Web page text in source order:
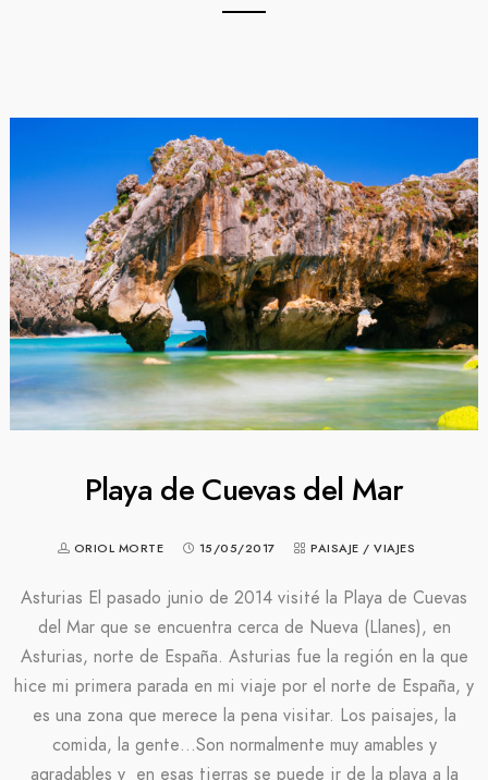
Playa de Cuevas del Mar
ORIOL MORTE 15/05/2017 PAISAJE /VIAJES
Asturias El pasado junio de 2014 visité la Playa de Cuevas
del Mar que se encuentra cerca de Nueva (Llanes), en
Asturias, norte de España. Asturias fue la región en la que
hice mi primera parada en mi viaje por el norte de España, y
es una zona que merece la pena visitar. Los paisajes, la
comida, la gente…Son normalmente muy amables y
agradables y en esas tierras se puede ir de la playa a la